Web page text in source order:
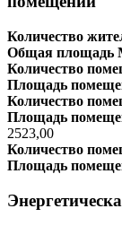
Количество
Общая площадь
Количество
Площадь
Количество
Площадь
2523,00
Количество
Площадь